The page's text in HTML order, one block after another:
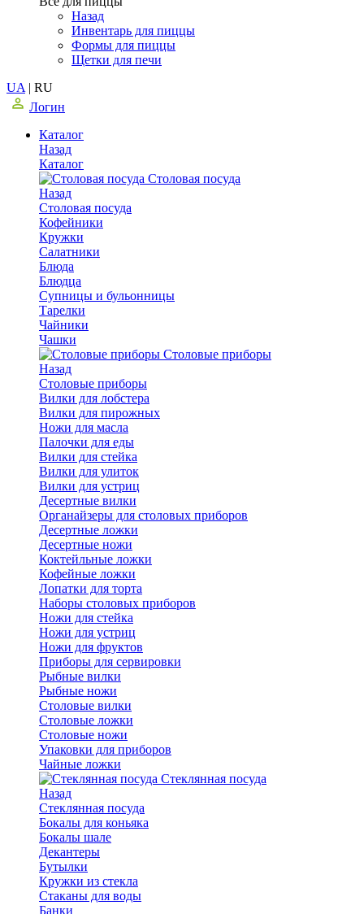
Назад
Инвентарь для пиццы
Формы для пиццы
Щетки для печи
UA | RU
Логин
Каталог
Назад
Каталог
Столовая посуда
Назад
Столовая посуда
Кофейники
Кружки
Салатники
Блюда
Блюдца
Супницы и бульонницы
Тарелки
Чайники
Чашки
Cтоловые приборы
Назад
Cтоловые приборы
Вилки для лобстера
Вилки для пирожных
Ножи для масла
Палочки для еды
Вилки для стейка
Вилки для улиток
Вилки для устриц
Десертные вилки
Органайзеры для столовых приборов
Десертные ложки
Десертные ножи
Коктейльные ложки
Кофейные ложки
Лопатки для торта
Наборы столовых приборов
Ножи для стейка
Ножи для устриц
Ножи для фруктов
Приборы для сервировки
Рыбные вилки
Рыбные ножи
Столовые вилки
Столовые ложки
Столовые ножи
Упаковки для приборов
Чайные ложки
Стеклянная посуда
Назад
Стеклянная посуда
Бокалы для коньяка
Бокалы шале
Декантеры
Бутылки
Кружки из стекла
Стаканы для воды
Банки